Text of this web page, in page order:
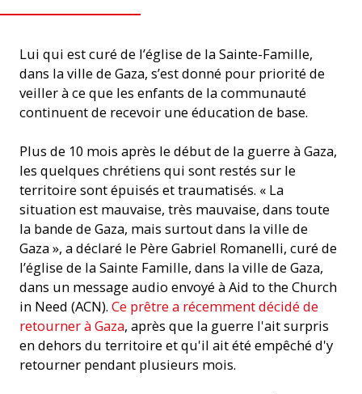
Lui qui est curé de l’église de la Sainte-Famille,
dans la ville de Gaza, s’est donné pour priorité de
veiller à ce que les enfants de la communauté
continuent de recevoir une éducation de base.
Plus de 10 mois après le début de la guerre à Gaza,
les quelques chrétiens qui sont restés sur le
territoire sont épuisés et traumatisés. « La
situation est mauvaise, très mauvaise, dans toute
la bande de Gaza, mais surtout dans la ville de
Gaza », a déclaré le Père Gabriel Romanelli, curé de
l’église de la Sainte Famille, dans la ville de Gaza,
dans un message audio envoyé à Aid to the Church
in Need (ACN). Ce prêtre a récemment décidé de
retourner à Gaza, après que la guerre l'ait surpris
en dehors du territoire et qu'il ait été empêché d'y
retourner pendant plusieurs mois.